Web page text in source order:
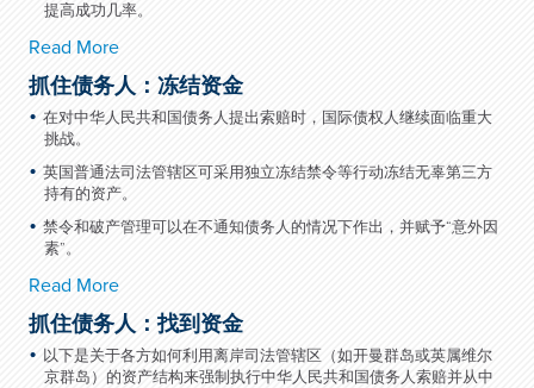
提高成功几率。
Read More
抓住债务人：冻结资金
在对中华人民共和国债务人提出索赔时，国际债权人继续面临重大
挑战。
英国普通法司法管辖区可采用独立冻结禁令等行动冻结无辜第三方
持有的资产。
禁令和破产管理可以在不通知债务人的情况下作出，并赋予“意外因
素”。
Read More
抓住债务人：找到资金
以下是关于各方如何利用离岸司法管辖区（如开曼群岛或英属维尔
京群岛）的资产结构来强制执行中华人民共和国债务人索赔并从中